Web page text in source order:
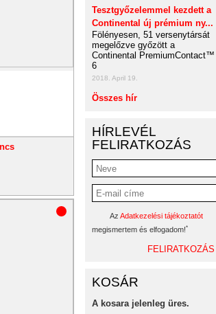
Tesztgyőzelemmel kezdett a
Continental új prémium ny...
Fölényesen, 51 versenytársát
megelőzve győzött a
Continental PremiumContact™
6
2018. April 19.
Összes hír
HÍRLEVÉL
FELIRATKOZÁS
Az Adatkezelési tájékoztatót
megismertem és elfogadom!*
KOSÁR
A kosara jelenleg üres.